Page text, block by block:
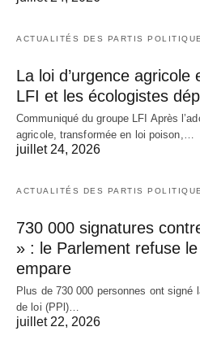
ACTUALITÉS DES PARTIS
La loi d’urgence agricole
LFI et les écologistes
Communiqué du groupe LFI Après
agricole, transformée en loi poison,…
juillet 24, 2026
ACTUALITÉS DES PARTIS
730 000 signatures
» : le Parlement refuse
empare
Plus de 730 000 personnes ont signé
de loi (PPl)…
juillet 22, 2026